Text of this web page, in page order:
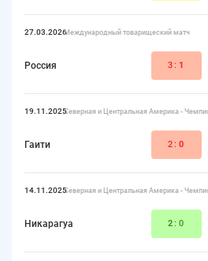
27.03.2026Международный товарищеский матч
Россия 3: 1
19.11.2025Северная и Центральная Америка -
Гаити 2: 0
14.11.2025Северная и Центральная Америка -
Никарагуа 2:0